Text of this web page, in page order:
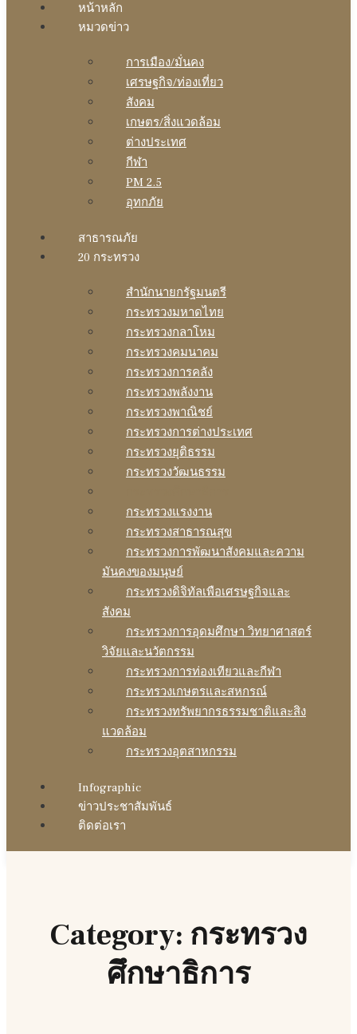
หน้าหลัก
หมวดข่าว
การเมือง/มั่นคง
เศรษฐกิจ/ท่องเที่ยว
สังคม
เกษตร/สิ่งแวดล้อม
ต่างประเทศ
กีฬา
PM 2.5
อุทกภัย
สาธารณภัย
20 กระทรวง
สํานักนายกรัฐมนตรี
กระทรวงมหาดไทย
กระทรวงกลาโหม
กระทรวงคมนาคม
กระทรวงการคลัง
กระทรวงพลังงาน
กระทรวงพาณิชย์
กระทรวงการต่างประเทศ
กระทรวงยุติธรรม
กระทรวงวัฒนธรรม
กระทรวงแรงงาน
กระทรวงสาธารณสุข
กระทรวงการพัฒนาสังคมและความ
มันคงของมนุษย์
กระทรวงดิจิทัลเพือเศรษฐกิจและ
สังคม
กระทรวงการอุดมศึกษา วิทยาศาสตร์
วิจัยและนวัตกรรม
กระทรวงการท่องเทียวและกีฬา
กระทรวงเกษตรและสหกรณ์
กระทรวงทรัพยากรธรรมชาติและสิง
แวดล้อม
กระทรวงอุตสาหกรรม
Infographic
ข่าวประชาสัมพันธ์
ติดต่อเรา
Category: กระทรวง
ศึกษาธิการ